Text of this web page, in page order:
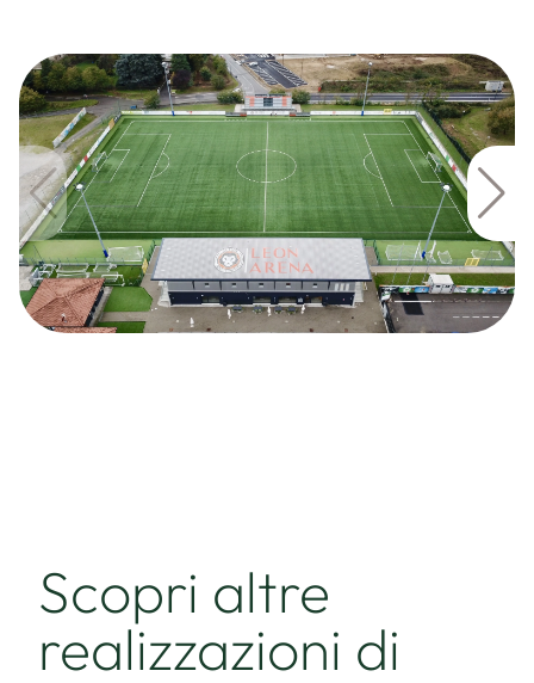
Scopri altre
realizzazioni di